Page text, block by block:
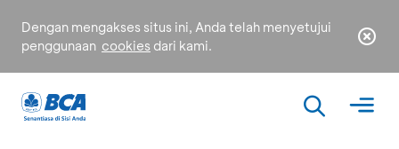
Dengan mengakses situs ini, Anda telah menyetujui
penggunaan cookies dari kami.